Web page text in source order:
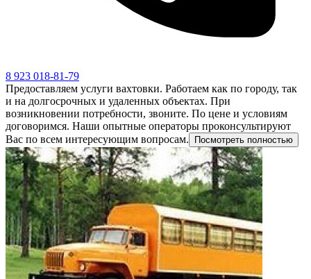
8 923 018-81-79
Предоставляем услуги вахтовки. Работаем как по городу, так
и на долгосрочных и удаленных объектах. При
возникновении потребности, звоните. По цене и условиям
договоримся. Наши опытные операторы проконсультируют
Вас по всем интересующим вопросам.
Посмотреть полностью